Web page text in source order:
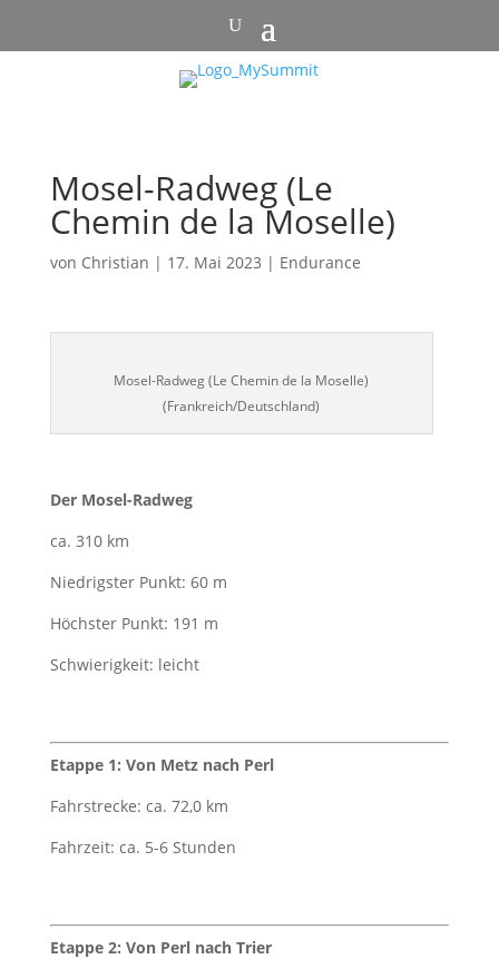
Mosel-Radweg (Le
Chemin de la Moselle)
von Christian | 17. Mai 2023 | Endurance
Mosel-Radweg (Le Chemin de la Moselle)
(Frankreich/Deutschland)
Der Mosel-Radweg
ca. 310 km
Niedrigster Punkt: 60 m
Höchster Punkt: 191 m
Schwierigkeit: leicht
Etappe 1: Von Metz nach Perl
Fahrstrecke: ca. 72,0 km
Fahrzeit: ca. 5-6 Stunden
Etappe 2: Von Perl nach Trier